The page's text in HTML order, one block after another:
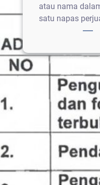
atau nama
satu napas